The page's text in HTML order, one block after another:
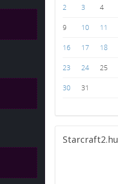
2 3 4
9 10 11
16 17 18
23 24 25
30 31
Starcraft2.hu